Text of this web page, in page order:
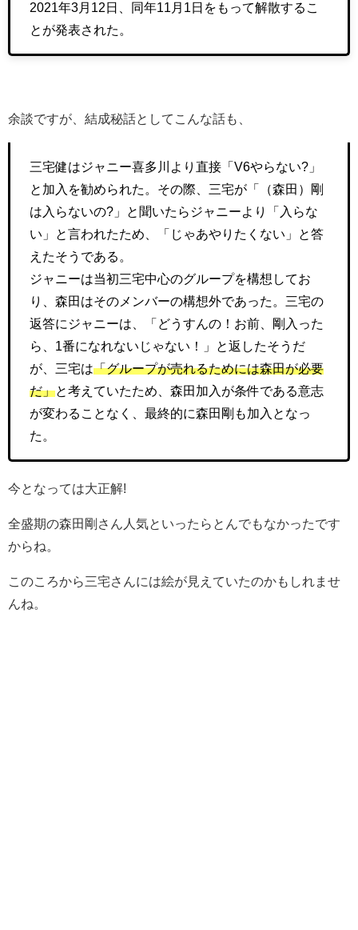
2021年3月12日、同年11月1日をもって解散するこ
とが発表された。
余談ですが、結成秘話としてこんな話も、
三宅健はジャニー喜多川より直接「V6やらない?」
と加入を勧められた。その際、三宅が「（森田）剛
は入らないの?」と聞いたらジャニーより「入らな
い」と言われたため、「じゃあやりたくない」と答
えたそうである。
ジャニーは当初三宅中心のグループを構想してお
り、森田はそのメンバーの構想外であった。三宅の
返答にジャニーは、「どうすんの！お前、剛入った
ら、1番になれないじゃない！」と返したそうだ
が、三宅は「グループが売れるためには森田が必要
だ」と考えていたため、森田加入が条件である意志
が変わることなく、最終的に森田剛も加入となっ
た。
今となっては大正解!
全盛期の森田剛さん人気といったらとんでもなかったです
からね。
このころから三宅さんには絵が見えていたのかもしれませ
んね。